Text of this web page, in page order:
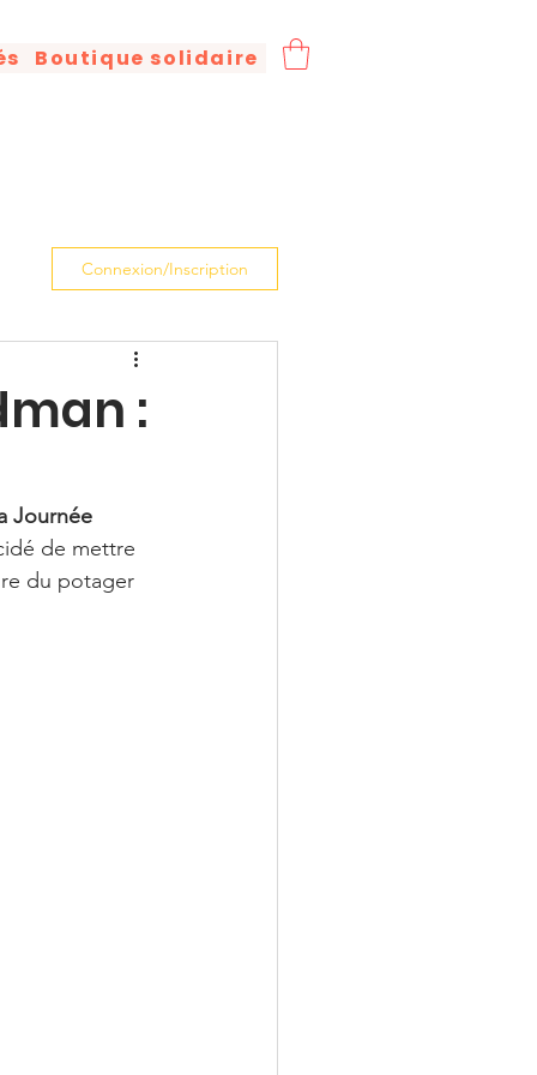
Boutique solidaire
Connexion/Inscription
:
Journée
de mettre
du potager